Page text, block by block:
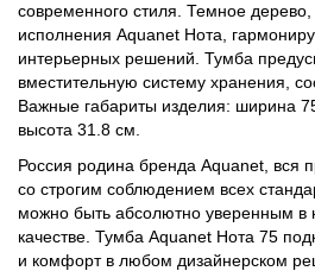
современного стиля. Темное дерево,
исполнения Aquanet Нота,
интерьерных решений. Тумба
вместительную систему хранения,
Важные габариты изделия: ширина
высота 31.8 см.
Россия родина бренда Aquanet, вся
со строгим соблюдением всех
можно быть абсолютно уверенным в
качестве. Тумба Aquanet Нота 75
и комфорт в любом дизайнерском